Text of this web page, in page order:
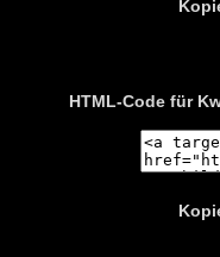
HTML-Code für